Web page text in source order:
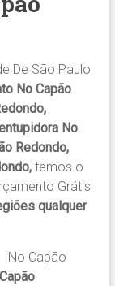
De São Paulo
No Capão
No
Redondo,
temos o
Grátis
qualquer
No Capão